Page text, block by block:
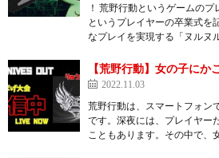
！ 荒野行動というゲームの
というプレイヤーの卒業式を
なプレイを実現する「ヌルヌ
【荒野行動】女の子に
2022.11.03
荒野行動は、スマートフォン
です。深夜には、プレイヤー
こともあります。その中で、